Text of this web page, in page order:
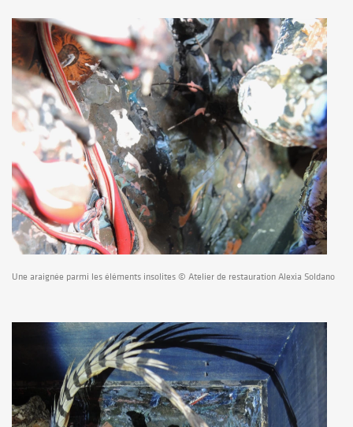
Une araignée parmi les éléments insolites © Atelier de restauration Alexia Soldano